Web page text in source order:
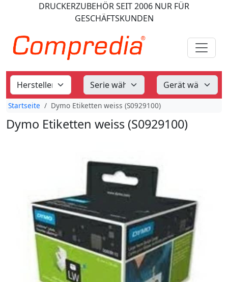
DRUCKERZUBEHÖRSEIT 2006 NUR FÜR
GESCHÄFTSKUNDEN
Startseite Dymo Etiketten weiss (S0929100)
Dymo Etiketten weiss (S0929100)